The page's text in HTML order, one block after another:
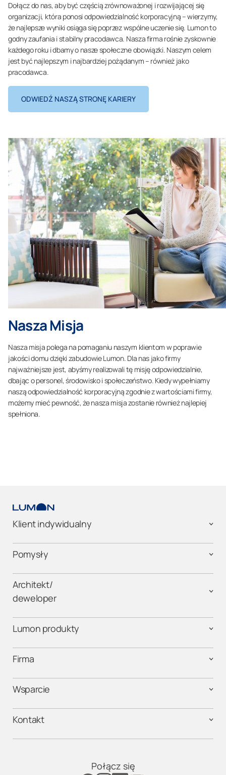
Dołącz do nas, aby być częścią zrównoważonej i rozwijającej się
organizacji, która ponosi odpowiedzialność korporacyjną – wierzymy,
że najlepsze wyniki osiąga się poprzez wspólne uczenie się. Lumon to
godny zaufania i stabilny pracodawca. Nasza firma rośnie zyskownie
każdego roku i dbamy o nasze społeczne obowiązki. Naszym celem
jest być najlepszym i najbardziej pożądanym – również jako
pracodawca.
ODWIEDŹ NASZĄ STRONĘ KARIERY
Nasza Misja
Nasza misja polega na pomaganiu naszym klientom w poprawie
jakości domu dzięki zabudowie Lumon. Dla nas jako firmy
najważniejsze jest, abyśmy realizowali tę misję odpowiedzialnie,
dbając o personel, środowisko i społeczeństwo. Kiedy wypełniamy
naszą odpowiedzialność korporacyjną zgodnie z wartościami firmy,
możemy mieć pewność, że nasza misja zostanie również najlepiej
spełniona.
Klient indywidualny
Pomysły
Architekt/
deweloper
Lumon produkty
Firma
Wsparcie
Kontakt
Połącz się